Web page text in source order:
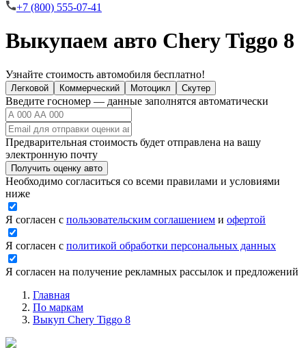
+7 (800) 555-07-41
Выкупаем авто Chery Tiggo 8
Узнайте стоимость автомобиля бесплатно!
Легковой Коммерческий Мотоцикл Скутер
Введите госномер — данные заполнятся автоматически
Предварительная стоимость будет отправлена на вашу
электронную почту
Получить оценку авто
Необходимо согласиться со всеми правилами и условиями
ниже
Я согласен с пользовательским соглашением и офертой
Я согласен с политикой обработки персональных данных
Я согласен на получение рекламных рассылок и предложений
Главная
По маркам
Выкуп Chery Tiggo 8